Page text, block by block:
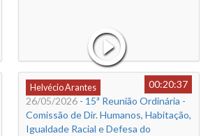
Helvécio Arantes
00:20:37
26/05/2026- 15ª Reunião Ordinária -
Comissão de Dir. Humanos, Habitação,
Igualdade Racial e Defesa do